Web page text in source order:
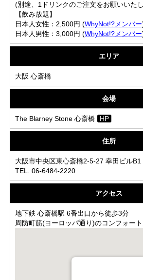
(別途、1ドリンクのご注文をお願いいたし
【飲み放題】
日本人女性：2,500円 (WhyNot!?メンバー
日本人男性：3,000円 (WhyNot!?メンバー
エリア
大阪 心斎橋
会場
The Blarney Stone 心斎橋 HP
住所
大阪市中央区東心斎橋2-5-27 幸田ビルB1
TEL: 06-6484-2220
アクセス
地下鉄 心斎橋駅 6番出口から徒歩3分
周防町筋(ヨーロッパ通り)のコンフォー